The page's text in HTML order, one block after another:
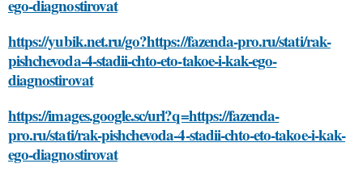
ego-diagnostirovat
https://yubik.net.ru/go?https://fazenda-pro.ru/stati/rak-
pishchevoda-4-stadii-chto-eto-takoe-i-kak-ego-
diagnostirovat
https://images.google.sc/url?q=https://fazenda-
pro.ru/stati/rak-pishchevoda-4-stadii-chto-eto-takoe-i-kak-
ego-diagnostirovat